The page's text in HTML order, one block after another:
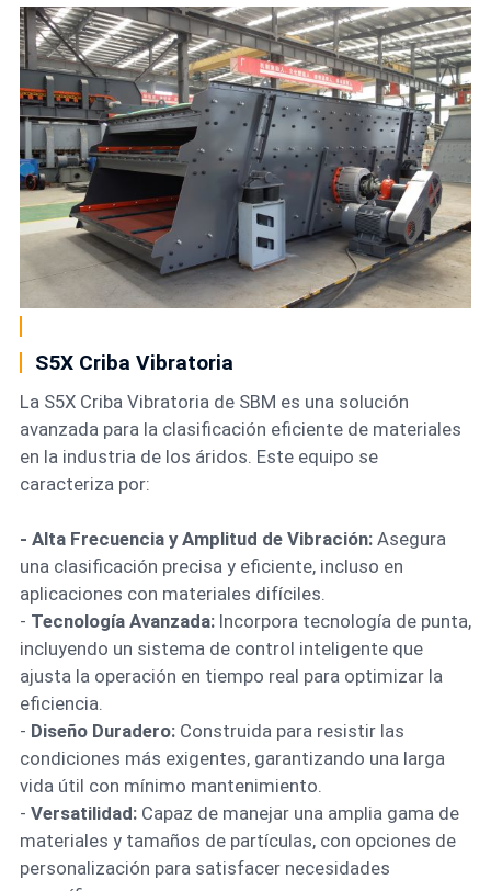
S5X Criba Vibratoria
La S5X Criba Vibratoria de SBM es una solución
avanzada para la clasificación eficiente de materiales
en la industria de los áridos. Este equipo se
caracteriza por:
- Alta Frecuencia y Amplitud de Vibración:Asegura
una clasificación precisa y eficiente, incluso en
aplicaciones con materiales difíciles.
- Tecnología Avanzada:Incorpora tecnología de punta,
incluyendo un sistema de control inteligente que
ajusta la operación en tiempo real para optimizar la
eficiencia.
- Diseño Duradero:Construida para resistir las
condiciones más exigentes, garantizando una larga
vida útil con mínimo mantenimiento.
- Versatilidad:Capaz de manejar una amplia gama de
materiales y tamaños de partículas, con opciones de
personalización para satisfacer necesidades